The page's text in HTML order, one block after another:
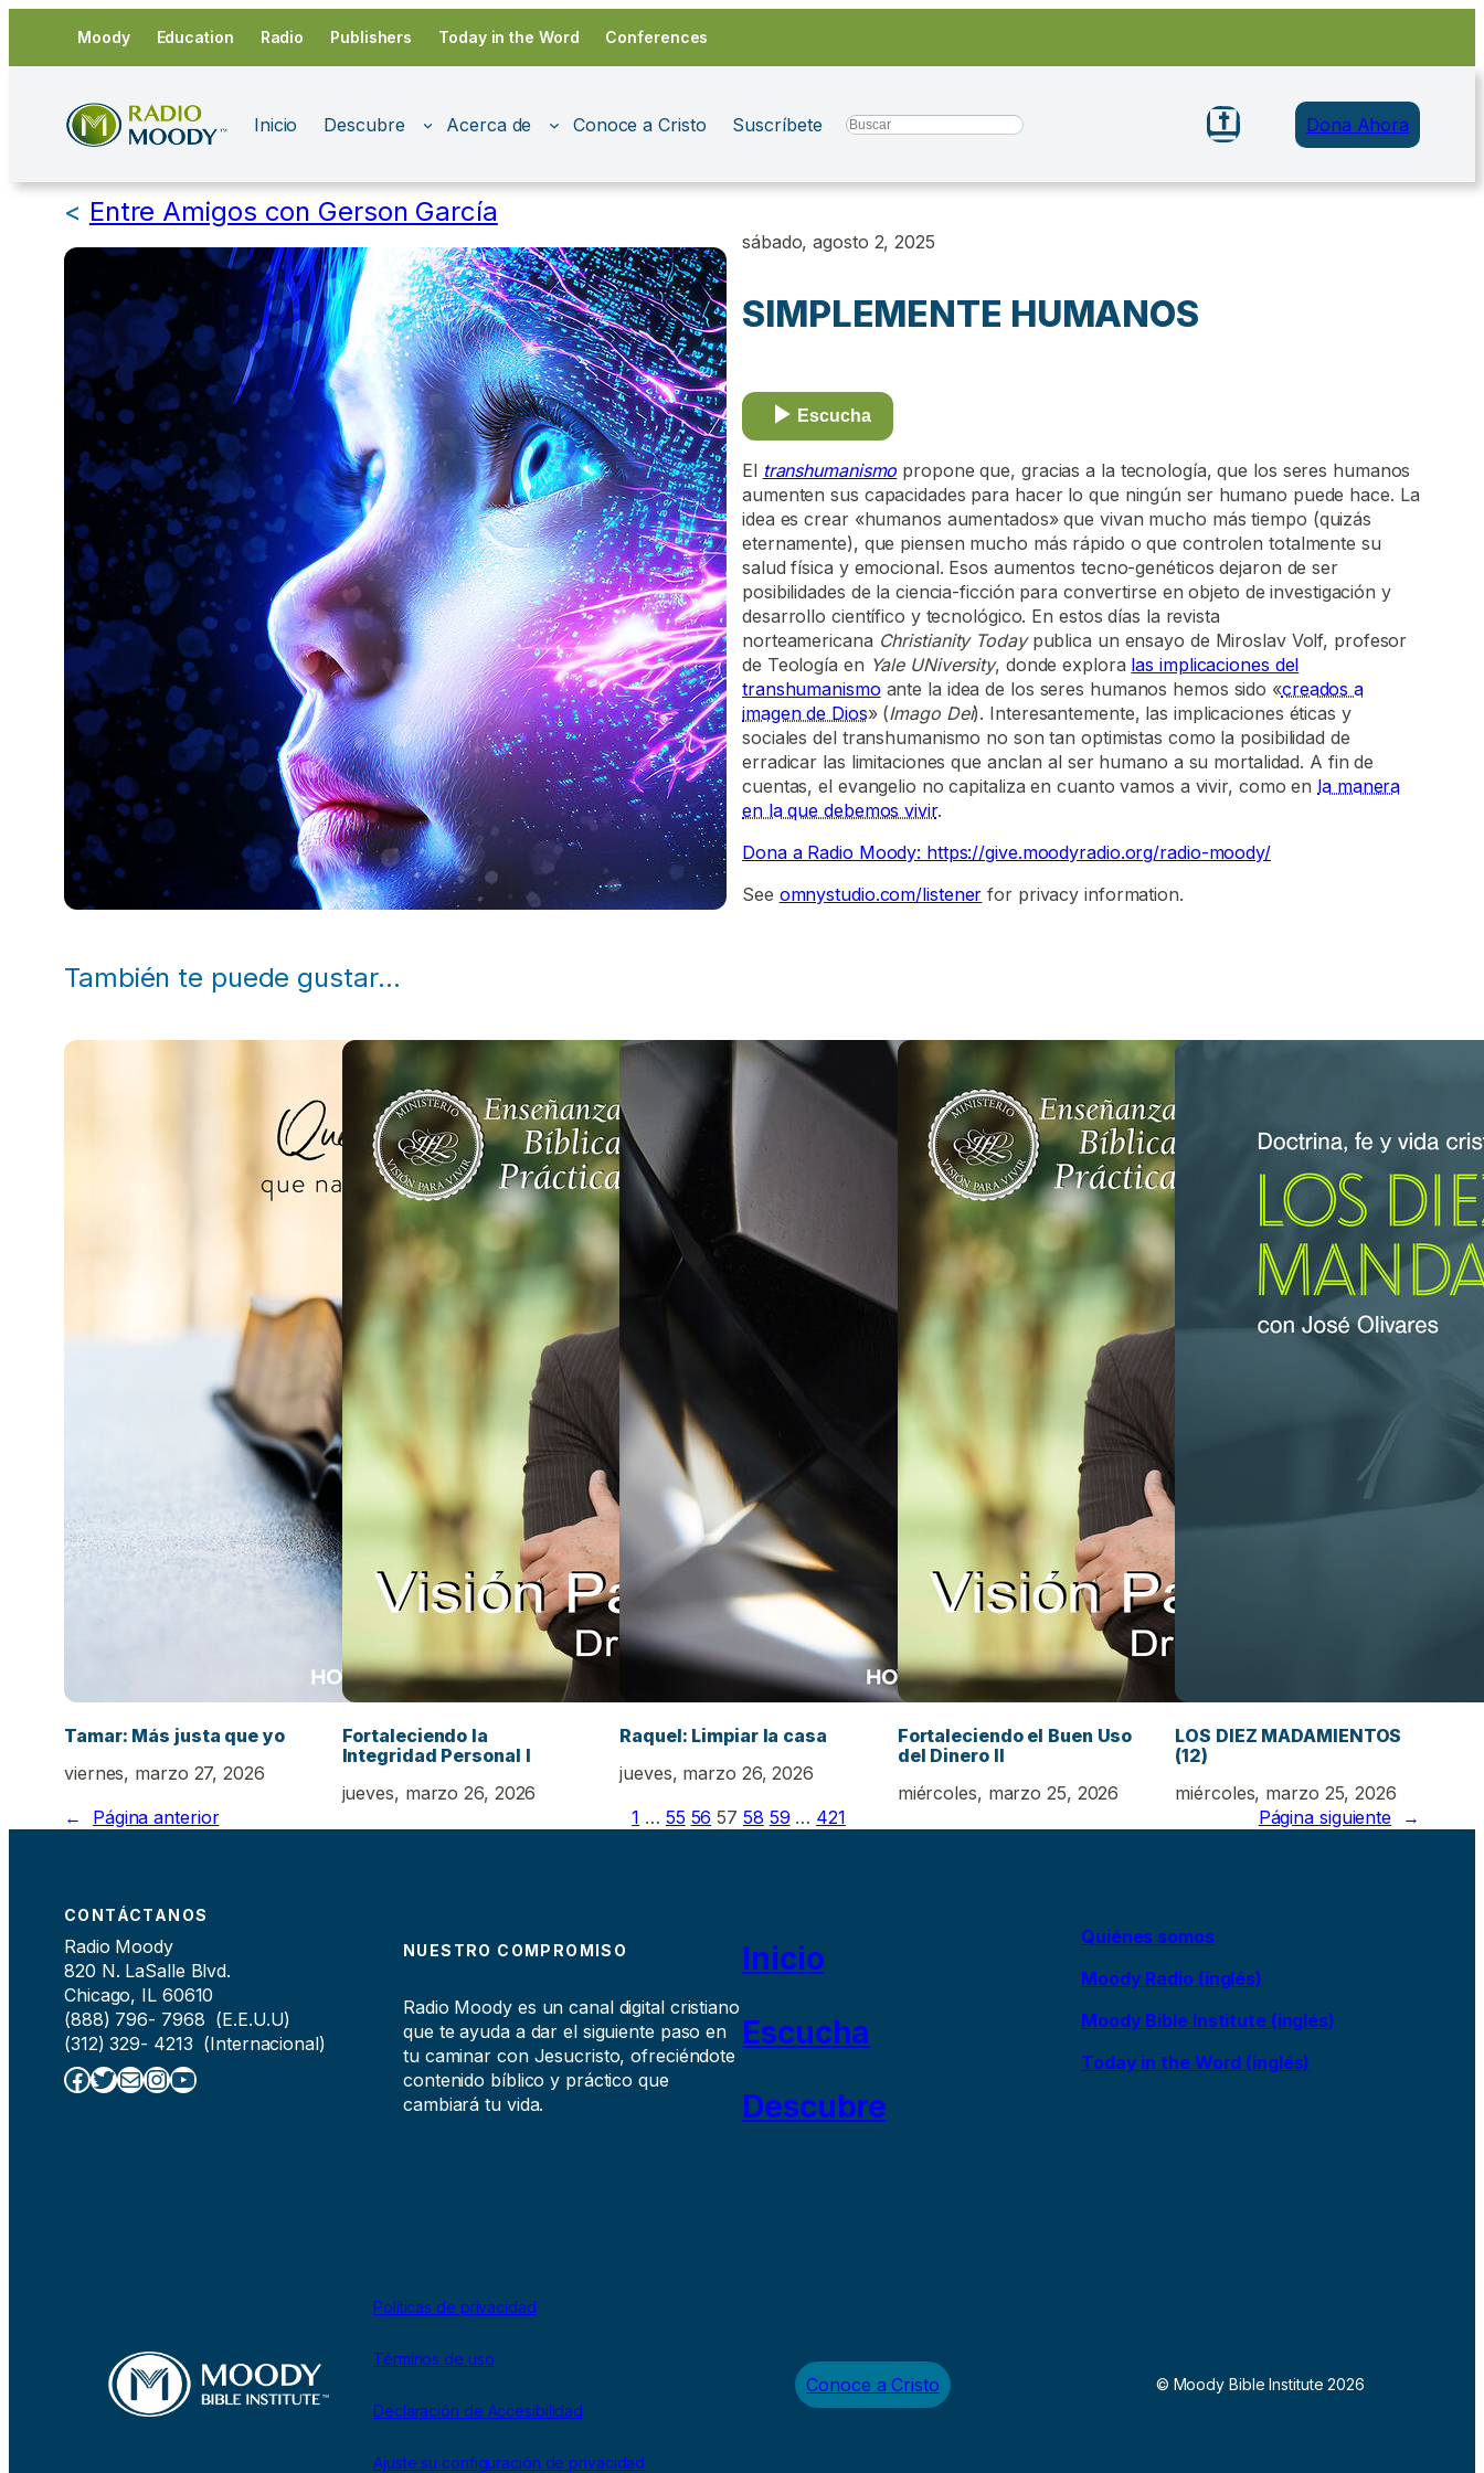
contenido
Moody Education Radio Publishers Today in the Word Conferences
Inicio Descubre Acerca de Conoce a Cristo Suscríbete Search Dona Ahora
< Entre Amigos con Gerson García
sábado, agosto 2, 2025
SIMPLEMENTE HUMANOS
Escucha
El transhumanismo propone que, gracias a la tecnología, que los seres humanos
aumenten sus capacidades para hacer lo que ningún ser humano puede hace. La
idea es crear «humanos aumentados» que vivan mucho más tiempo (quizás
eternamente), que piensen mucho más rápido o que controlen totalmente su
salud física y emocional. Esos aumentos tecno-genéticos dejaron de ser
posibilidades de la ciencia-ficción para convertirse en objeto de investigación y
desarrollo científico y tecnológico. En estos días la revista
norteamericana Christianity Todaypublica un ensayo de Miroslav Volf, profesor
de Teología en Yale UNiversity, donde explora las implicaciones del
transhumanismo ante la idea de los seres humanos hemos sido «creados a
imagen de Dios» (Imago Dei). Interesantemente, las implicaciones éticas y
sociales del transhumanismo no son tan optimistas como la posibilidad de
erradicar las limitaciones que anclan al ser humano a su mortalidad. A fin de
cuentas, el evangelio no capitaliza en cuanto vamos a vivir, como en la manera
en la que debemos vivir.
Dona a Radio Moody: https://give.moodyradio.org/radio-moody/
See omnystudio.com/listener for privacy information.
También te puede gustar…
Tamar: Más justa que yo
viernes, marzo 27, 2026
Fortaleciendo la
Integridad Personal I
jueves, marzo 26, 2026
Raquel: Limpiar la casa
jueves, marzo 26, 2026
Fortaleciendo el Buen Uso
del Dinero II
miércoles, marzo 25, 2026
LOS DIEZ MADAMIENTOS
(12)
miércoles, marzo 25, 2026
←
Página anterior 1 … 55 56 57 58 59 … 421 Página siguiente →
CONTÁCTANOS
Radio Moody
820 N. LaSalle Blvd.
Chicago, IL 60610
(888) 796- 7968 (E.E.U.U)
(312) 329- 4213 (Internacional)
Facebook Twitter Correo electrónico InstagramYouTube
NUESTRO COMPROMISO
Radio Moody es un canal digital cristiano
que te ayuda a dar el siguiente paso en
tu caminar con Jesucristo, ofreciéndote
contenido bíblico y práctico que
cambiará tu vida.
Inicio
Escucha
Descubre
Quiénes somos
Moody Radio (inglés)
Moody Bible Institute (inglés)
Today in the Word (inglés)
Políticas de privacidad
Términos de uso
Declaración de Accesibilidad
Ajuste su configuración de privacidad
Conoce a Cristo © Moody Bible Institute 2026